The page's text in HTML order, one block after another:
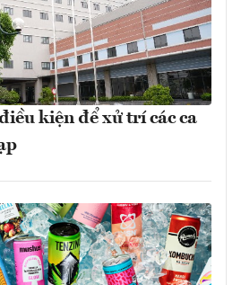
kiện để xử trí các ca